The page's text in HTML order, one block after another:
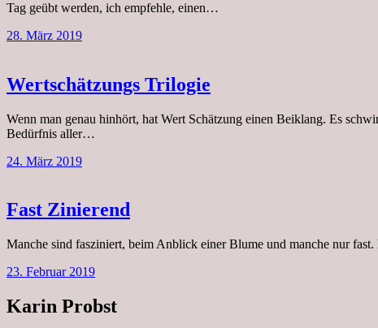
Tag geübt werden, ich empfehle, einen…
28. März 2019
Wertschätzungs Trilogie
Wenn man genau hinhört, hat Wert Schätzung einen Beiklang. Es
Bedürfnis aller…
24. März 2019
Fast Zinierend
Manche sind fasziniert, beim Anblick einer Blume und manche nur
23. Februar 2019
Karin Probst